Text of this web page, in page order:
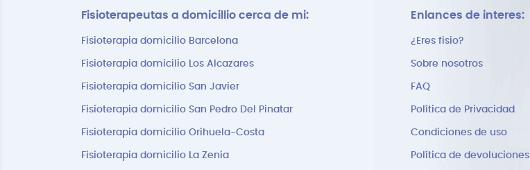
Fisioterapeutas a domicillio cerca de mi:
Fisioterapia domicilio Barcelona
Fisioterapia domicilio Los Alcazares
Fisioterapia domicilio San Javier
Fisioterapia domicilio San Pedro Del Pinatar
Fisioterapia domicilio Orihuela-Costa
Fisioterapia domicilio La Zenia
Enlances de interes:
¿Eres fisio?
Sobre nosotros
FAQ
Política de Privacidad
Condiciones de uso
Política de devoluciones